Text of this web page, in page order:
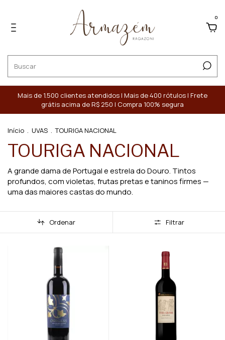
0
Mais de 1.500 clientes atendidos | Mais de 400 rótulos | Frete
grátis acima de R$ 250 | Compra 100% segura
Início . UVAS . TOURIGA NACIONAL
TOURIGA NACIONAL
A grande dama de Portugal e estrela do Douro. Tintos
profundos, com violetas, frutas pretas e taninos firmes —
uma das maiores castas do mundo.
Ordenar Filtrar